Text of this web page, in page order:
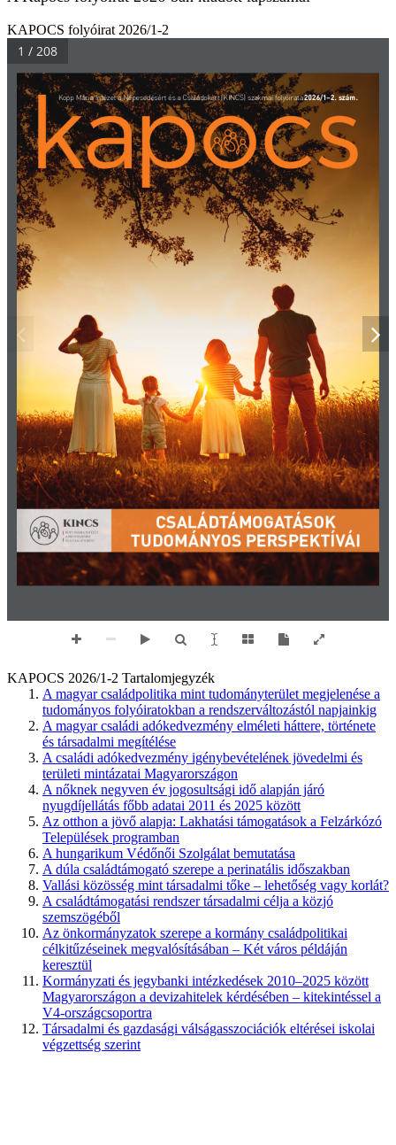
KAPOCS folyóirat 2026/1-2
KAPOCS 2026/1-2 Tartalomjegyzék
A magyar családpolitika mint tudományterület megjelenése a
tudományos folyóiratokban a rendszerváltozástól napjainkig
A magyar családi adókedvezmény elméleti háttere, története
és társadalmi megítélése
A családi adókedvezmény igénybevételének jövedelmi és
területi mintázatai Magyarországon
A nőknek negyven év jogosultsági idő alapján járó
nyugdíjellátás főbb adatai 2011 és 2025 között
Az otthon a jövő alapja: Lakhatási támogatások a Felzárkózó
Települések programban
A hungarikum Védőnői Szolgálat bemutatása
A dúla családtámogató szerepe a perinatális időszakban
Vallási közösség mint társadalmi tőke – lehetőség vagy korlát?
A családtámogatási rendszer társadalmi célja a közjó
szemszögéből
Az önkormányzatok szerepe a kormány családpolitikai
célkitűzéseinek megvalósításában – Két város példáján
keresztül
Kormányzati és jegybanki intézkedések 2010–2025 között
Magyarországon a devizahitelek kérdésében – kitekintéssel a
V4-országcsoportra
Társadalmi és gazdasági válságasszociációk eltérései iskolai
végzettség szerint